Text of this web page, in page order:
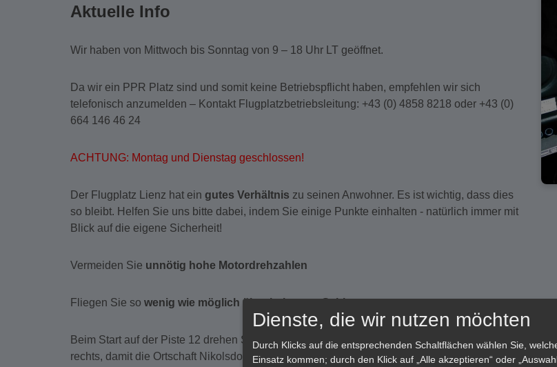
Aktuelle Info
Wir haben von Mittwoch bis Sonntag von 9 – 18 Uhr LT geöffnet.
Da wir ein PPR Platz sind und somit keine Betriebspflicht haben, empfehlen wir sich
telefonisch anzumelden – Kontakt Flugplatzbetriebsleitung: +43 (0) 4858 8218 oder +43 (0)
664 146 46 24
ACHTUNG: Montag und Dienstag geschlossen!
Der Flugplatz Lienz hat ein gutes Verhältnis zu seinen Anwohner. Es ist wichtig, dass dies
so bleibt. Helfen Sie uns bitte dabei, indem Sie einige Punkte einhalten - natürlich immer mit
Blick auf die eigene Sicherheit!
Vermeiden Sie unnötig hohe Motordrehzahlen
Fliegen Sie so wenig wie möglich über bebautes Gebiet
Beim Start auf der Piste 12 drehen Sie bittenach dem Abflug
sobald wie möglich nach
rechts, damit die Ortschaft Nikolsdorf
auf keinen Fall überflogenwird!
Dienste, die wir nutzen möchten
Durch Klicks auf die entsprechenden Schaltflächen wählen Sie,
Einsatz kommen; durch den Klick auf „Alle akzeptieren“ oder